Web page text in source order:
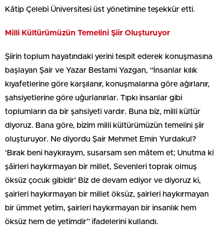
Kâtip Çelebi Üniversitesi üst yönetimine teşekkür etti.
Milli Kültürümüzün Temelini Şiir Oluşturuyor
Şiirin toplum hayatındaki yerini tespit ederek konuşmasına
başlayan Şair ve Yazar Bestami Yazgan, “İnsanlar kılık
kıyafetlerine göre karşılanır, konuşmalarına göre ağırlanır,
şahsiyetlerine göre uğurlanırlar. Tıpkı insanlar gibi
toplumların da bir şahsiyeti vardır. Buna biz, milli kültür
diyoruz. Bana göre, bizim milli kültürümüzün temelini şiir
oluşturuyor. Ne diyordu Şair Mehmet Emin Yurdakul?
‘Bırak beni haykırayım, susarsam sen mâtem et; Unutma ki
şâirleri haykırmayan bir millet, Sevenleri toprak olmuş
öksüz çocuk gibidir’ Biz de devam ediyor ve diyoruz ki,
şairleri haykırmayan bir millet öksüz, şairleri haykırmayan
bir ümmet yetim, şairleri haykırmayan bir insanlık hem
öksüz hem de yetimdir” ifadelerini kullandı.